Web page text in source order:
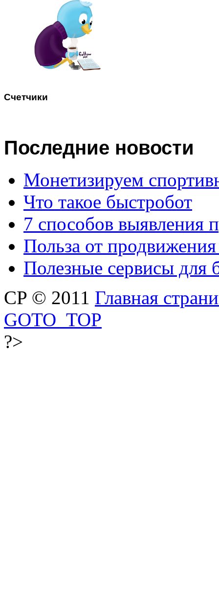
Счетчики
Последние новости
Монетизируем
Что такое быстробот
7 способов выявления
Польза от
Полезные сервисы для
CP © 2011 Главная
GOTO_TOP
?>